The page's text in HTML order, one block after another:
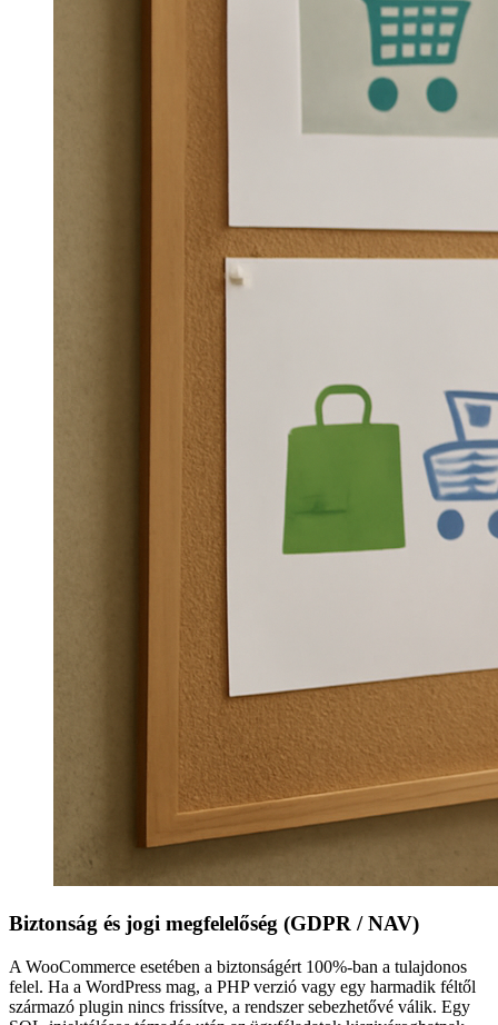
Biztonság és jogi megfelelőség (GDPR / NAV)
A WooCommerce esetében a biztonságért 100%-ban a tulajdonos
felel. Ha a WordPress mag, a PHP verzió vagy egy harmadik féltől
származó plugin nincs frissítve, a rendszer sebezhetővé válik. Egy